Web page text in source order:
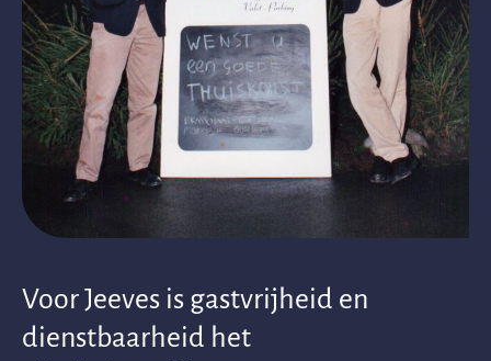
Voor Jeeves is gastvrijheid en
dienstbaarheid het